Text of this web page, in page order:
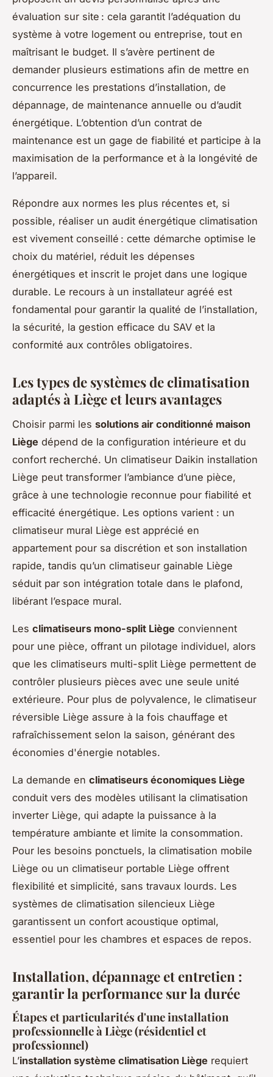
évaluation sur site : cela garantit l’adéquation du
système à votre logement ou entreprise, tout en
maîtrisant le budget. Il s’avère pertinent de
demander plusieurs estimations afin de mettre en
concurrence les prestations d’installation, de
dépannage, de maintenance annuelle ou d’audit
énergétique. L’obtention d’un contrat de
maintenance est un gage de fiabilité et participe à la
maximisation de la performance et à la longévité de
l’appareil.
Répondre aux normes les plus récentes et, si
possible, réaliser un audit énergétique climatisation
est vivement conseillé : cette démarche optimise le
choix du matériel, réduit les dépenses
énergétiques et inscrit le projet dans une logique
durable. Le recours à un installateur agréé est
fondamental pour garantir la qualité de l’installation,
la sécurité, la gestion efficace du SAV et la
conformité aux contrôles obligatoires.
Les types de systèmes de climatisation
adaptés à Liège et leurs avantages
Choisir parmi les solutions air conditionné maison
Liège dépend de la configuration intérieure et du
confort recherché. Un climatiseur Daikin installation
Liège peut transformer l’ambiance d’une pièce,
grâce à une technologie reconnue pour fiabilité et
efficacité énergétique. Les options varient : un
climatiseur mural Liège est apprécié en
appartement pour sa discrétion et son installation
rapide, tandis qu’un climatiseur gainable Liège
séduit par son intégration totale dans le plafond,
libérant l’espace mural.
Les climatiseurs mono-split Liège conviennent
pour une pièce, offrant un pilotage individuel, alors
que les climatiseurs multi-split Liège permettent de
contrôler plusieurs pièces avec une seule unité
extérieure. Pour plus de polyvalence, le climatiseur
réversible Liège assure à la fois chauffage et
rafraîchissement selon la saison, générant des
économies d'énergie notables.
La demande en climatiseurs économiques Liège
conduit vers des modèles utilisant la climatisation
inverter Liège, qui adapte la puissance à la
température ambiante et limite la consommation.
Pour les besoins ponctuels, la climatisation mobile
Liège ou un climatiseur portable Liège offrent
flexibilité et simplicité, sans travaux lourds. Les
systèmes de climatisation silencieux Liège
garantissent un confort acoustique optimal,
essentiel pour les chambres et espaces de repos.
Installation, dépannage et entretien :
garantir la performance sur la durée
Étapes et particularités d'une installation
professionnelle à Liège (résidentiel et
professionnel)
L’installation système climatisation Liège requiert